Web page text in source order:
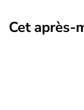
Cet après-